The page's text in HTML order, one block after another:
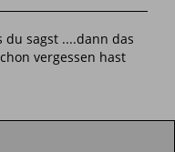
sagst ....dann das
vergessen hast